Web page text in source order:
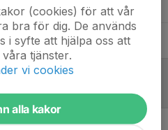
(cookies) för att vår
bra för dig. De används
i syfte att hjälpa oss att
tjänster.
vi cookies
alla kakor